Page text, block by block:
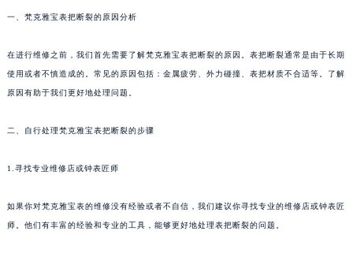
一、梵克雅宝表把断裂的原因分析
在进行维修之前，我们首先需要了解梵克雅宝表把断裂的原因。表把断裂通常是由于长期
使用或者不慎造成的。常见的原因包括：金属疲劳、外力碰撞、表把材质不合适等。了解
原因有助于我们更好地处理问题。
二、自行处理梵克雅宝表把断裂的步骤
1.寻找专业维修店或钟表匠师
如果你对梵克雅宝表的维修没有经验或者不自信，我们建议你寻找专业的维修店或钟表匠
师。他们有丰富的经验和专业的工具，能够更好地处理表把断裂的问题。